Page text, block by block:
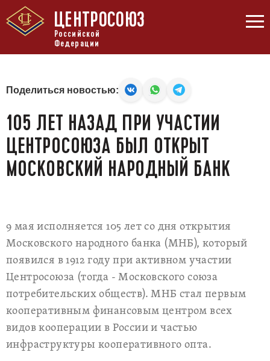
ЦЕНТРОСОЮЗ
Российской
Федерации
Поделиться новостью:
105 ЛЕТ НАЗАД ПРИ УЧАСТИИ
ЦЕНТРОСОЮЗА БЫЛ ОТКРЫТ
МОСКОВСКИЙ НАРОДНЫЙ БАНК
9 мая исполняется 105 лет со дня открытия
Московского народного банка (МНБ), который
появился в 1912 году при активном участии
Центросоюза (тогда - Московского союза
потребительских обществ). МНБ стал первым
кооперативным финансовым центром всех
видов кооперации в России и частью
инфраструктуры кооперативного опта.